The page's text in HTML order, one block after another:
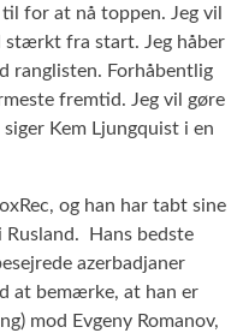
for at nå toppen. Jeg vil
stærkt fra start. Jeg håber
ranglisten. Forhåbentlig
fremtid. Jeg vil gøre
Kem Ljungquist i en
og han har tabt sine
Rusland. Hans bedste
azerbadjaner
at bemærke, at han er
mod Evgeny Romanov,